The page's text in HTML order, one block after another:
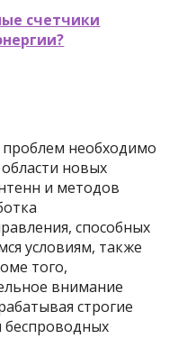
счетчики
необходимо
новых
и методов
способных
условиям, также
того,
внимание
строгие
беспроводных